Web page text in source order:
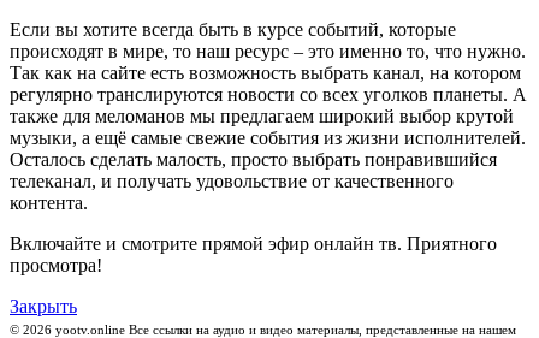
Если вы хотите всегда быть в курсе событий, которые
происходят в мире, то наш ресурс – это именно то, что нужно.
Так как на сайте есть возможность выбрать канал, на котором
регулярно транслируются новости со всех уголков планеты. А
также для меломанов мы предлагаем широкий выбор крутой
музыки, а ещё самые свежие события из жизни исполнителей.
Осталось сделать малость, просто выбрать понравившийся
телеканал, и получать удовольствие от качественного
контента.
Включайте и смотрите прямой эфир онлайн тв. Приятного
просмотра!
Закрыть
© 2026 yootv.online Все ссылки на аудио и видео материалы, представленные на нашем